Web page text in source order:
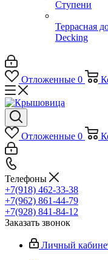
Ступени
Террасная
Decking
Отложенные 0
Отложенные 0
Телефоны
+7(918) 462-33-38
+7(962) 861-44-79
+7(928) 841-84-12
Заказать звонок
Личный